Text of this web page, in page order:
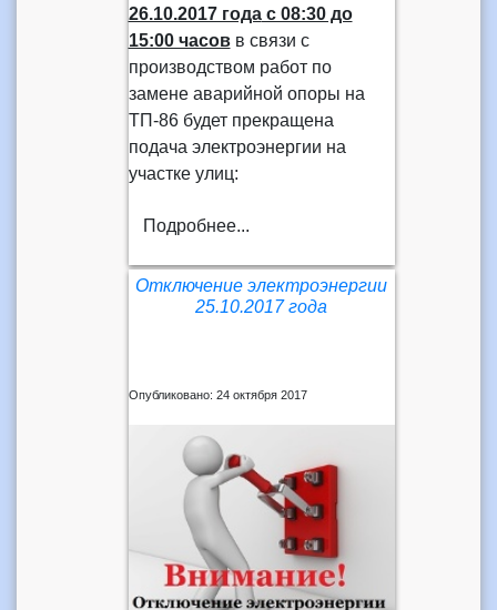
26.10.2017 годас 08:30 до
15:00 часовв связи с
производством работ по
замене аварийной опоры на
ТП-86 будет прекращена
подача электроэнергии на
участке улиц:
Подробнее...
Отключение электроэнергии
25.10.2017 года
Опубликовано: 24 октября 2017